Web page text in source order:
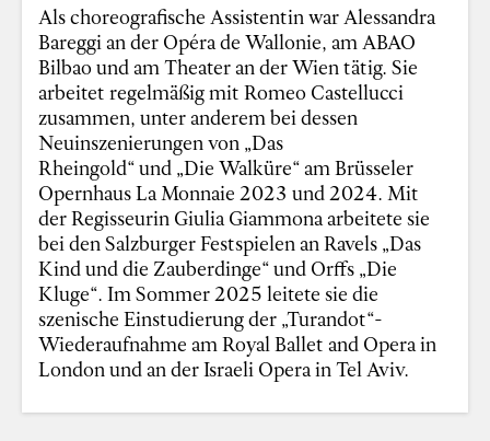
Als choreografische Assistentin war Alessandra
Bareggi an der Opéra de Wallonie, am ABAO
Bilbao und am Theater an der Wien tätig. Sie
arbeitet regelmäßig mit Romeo Castellucci
zusammen, unter anderem bei dessen
Neuinszenierungen von „Das
Rheingold“ und „Die Walküre“ am Brüsseler
Opernhaus La Monnaie 2023 und 2024. Mit
der Regisseurin Giulia Giammona arbeitete sie
bei den Salzburger Festspielen an Ravels „Das
Kind und die Zauberdinge“ und Orffs „Die
Kluge“. Im Sommer 2025 leitete sie die
szenische Einstudierung der „Turandot“-
Wiederaufnahme am Royal Ballet and Opera in
London und an der Israeli Opera in Tel Aviv.